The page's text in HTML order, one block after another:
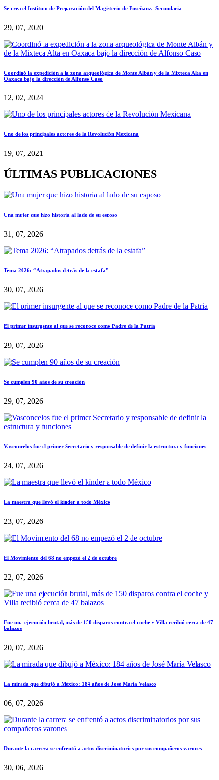
Se crea el Instituto de Preparación del Magisterio de Enseñanza Secundaria
29, 07, 2020
Coordinó la expedición a la zona arqueológica de Monte Albán y de la Mixteca Alta en
Oaxaca bajo la dirección de Alfonso Caso
12, 02, 2024
Uno de los principales actores de la Revolución Mexicana
19, 07, 2021
ÚLTIMAS PUBLICACIONES
Una mujer que hizo historia al lado de su esposo
31, 07, 2026
Tema 2026: “Atrapados detrás de la estafa”
30, 07, 2026
El primer insurgente al que se reconoce como Padre de la Patria
29, 07, 2026
Se cumplen 90 años de su creación
29, 07, 2026
Vasconcelos fue el primer Secretario y responsable de definir la estructura y funciones
24, 07, 2026
La maestra que llevó el kínder a todo México
23, 07, 2026
El Movimiento del 68 no empezó el 2 de octubre
22, 07, 2026
Fue una ejecución brutal, más de 150 disparos contra el coche y Villa recibió cerca de 47
balazos
20, 07, 2026
La mirada que dibujó a México: 184 años de José María Velasco
06, 07, 2026
Durante la carrera se enfrentó a actos discriminatorios por sus compañeros varones
30, 06, 2026